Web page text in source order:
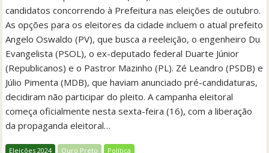
candidatos concorrendo à Prefeitura nas eleições de outubro.
As opções para os eleitores da cidade incluem o atual prefeito
Angelo Oswaldo (PV), que busca a reeleição, o engenheiro Du
Evangelista (PSOL), o ex-deputado federal Duarte Júnior
(Republicanos) e o Pastror Mazinho (PL). Zé Leandro (PSDB) e
Júlio Pimenta (MDB), que haviam anunciado pré-candidaturas,
decidiram não participar do pleito. A campanha eleitoral
começa oficialmente nesta sexta-feira (16), com a liberação
da propaganda eleitoral…
Eleições 2024 Ouro Preto Política